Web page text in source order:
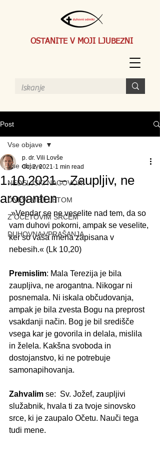
OSTANITE V MOJI LJUBEZNI
Post
Vse objave
NEDELJSKI NAGOVORI
DNEVI MED LETOM
Z OČETOVIM SRCEM
DUHOVNA VPRAŠANJA
Vse objave
1.10.2021 – Zaupljiv, ne
aroganten
p. dr. Vili Lovše
Oct 2, 2021 1 min read
»Vendar se ne veselite nad tem, da so
vam duhovi pokorni, ampak se veselite,
ker so vaša imena zapisana v
nebesih.« (Lk 10,20)
Premislim: Mala Terezija je bila
zaupljiva, ne arogantna. Nikogar ni
posnemala. Ni iskala občudovanja,
ampak je bila zvesta Bogu na preprost
vsakdanji način. Bog je bil središče
vsega kar je govorila in delala, mislila
in želela. Kakšna svoboda in
dostojanstvo, ki ne potrebuje
samonapihovanja.
Zahvalim se:  Sv. Jožef, zaupljivi
služabnik, hvala ti za tvoje sinovsko
srce, ki je zaupalo Očetu. Nauči tega
tudi mene.